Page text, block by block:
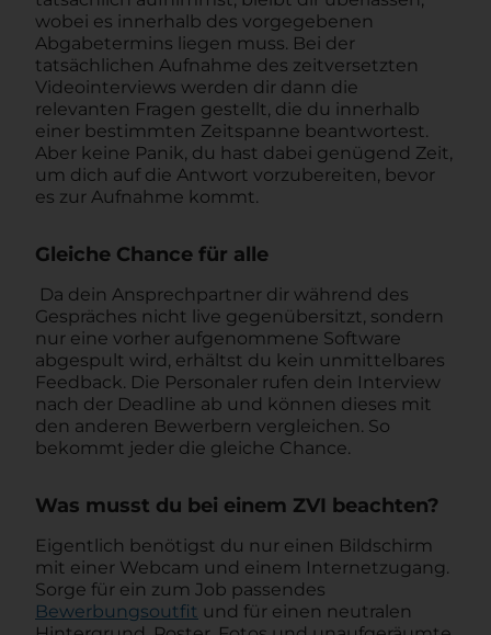
wobei es innerhalb des vorgegebenen
Abgabetermins liegen muss. Bei der
tatsächlichen Aufnahme des zeitversetzten
Videointerviews werden dir dann die
relevanten Fragen gestellt, die du innerhalb
einer bestimmten Zeitspanne beantwortest.
Aber keine Panik, du hast dabei genügend Zeit,
um dich auf die Antwort vorzubereiten, bevor
es zur Aufnahme kommt.
Gleiche Chance für alle
Da dein Ansprechpartner dir während des
Gespräches nicht live gegenübersitzt, sondern
nur eine vorher aufgenommene Software
abgespult wird, erhältst du kein unmittelbares
Feedback. Die Personaler rufen dein Interview
nach der Deadline ab und können dieses mit
den anderen Bewerbern vergleichen. So
bekommt jeder die gleiche Chance.
Was musst du bei einem ZVI beachten?
Eigentlich benötigst du nur einen Bildschirm
mit einer Webcam und einem Internetzugang.
Sorge für ein zum Job passendes
Bewerbungsoutfit und für einen neutralen